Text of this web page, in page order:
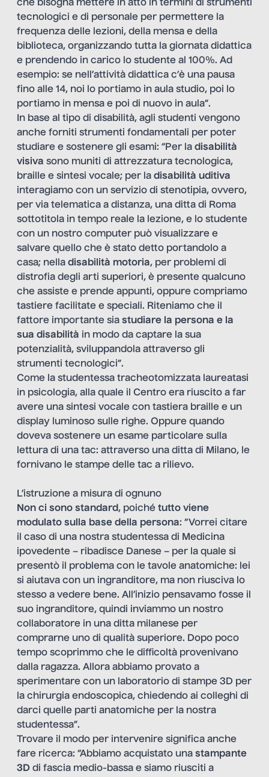
che bisogna mettere in atto in termini di strumenti
tecnologici e di personale per permettere la
frequenza delle lezioni, della mensa e della
biblioteca, organizzando tutta la giornata didattica
e prendendo in carico lo studente al 100%. Ad
esempio: se nell’attività didattica c’è una pausa
fino alle 14, noi lo portiamo in aula studio, poi lo
portiamo in mensa e poi di nuovo in aula”.
In base al tipo di disabilità, agli studenti vengono
anche forniti strumenti fondamentali per poter
studiare e sostenere gli esami: “Per la disabilità
visiva sono muniti di attrezzatura tecnologica,
braille e sintesi vocale; per la disabilità uditiva
interagiamo con un servizio di stenotipia, ovvero,
per via telematica a distanza, una ditta di Roma
sottotitola in tempo reale la lezione, e lo studente
con un nostro computer può visualizzare e
salvare quello che è stato detto portandolo a
casa; nella disabilità motoria, per problemi di
distrofia degli arti superiori, è presente qualcuno
che assiste e prende appunti, oppure compriamo
tastiere facilitate e speciali. Riteniamo che il
fattore importante sia studiare la persona e la
sua disabilità in modo da captare la sua
potenzialità, sviluppandola attraverso gli
strumenti tecnologici”.
Come la studentessa tracheotomizzata laureatasi
in psicologia, alla quale il Centro era riuscito a far
avere una sintesi vocale con tastiera braille e un
display luminoso sulle righe. Oppure quando
doveva sostenere un esame particolare sulla
lettura di una tac: attraverso una ditta di Milano, le
fornivano le stampe delle tac a rilievo.
L’istruzione a misura di ognuno
Non ci sono standard, poiché tutto viene
modulato sulla base della persona: “Vorrei citare
il caso di una nostra studentessa di Medicina
ipovedente – ribadisce Danese – per la quale si
presentò il problema con le tavole anatomiche: lei
si aiutava con un ingranditore, ma non riusciva lo
stesso a vedere bene. All’inizio pensavamo fosse il
suo ingranditore, quindi inviammo un nostro
collaboratore in una ditta milanese per
comprarne uno di qualità superiore. Dopo poco
tempo scoprimmo che le difficoltà provenivano
dalla ragazza. Allora abbiamo provato a
sperimentare con un laboratorio di stampe 3D per
la chirurgia endoscopica, chiedendo ai colleghi di
darci quelle parti anatomiche per la nostra
studentessa”.
Trovare il modo per intervenire significa anche
fare ricerca: “Abbiamo acquistato una stampante
3D di fascia medio-bassa e siamo riusciti a